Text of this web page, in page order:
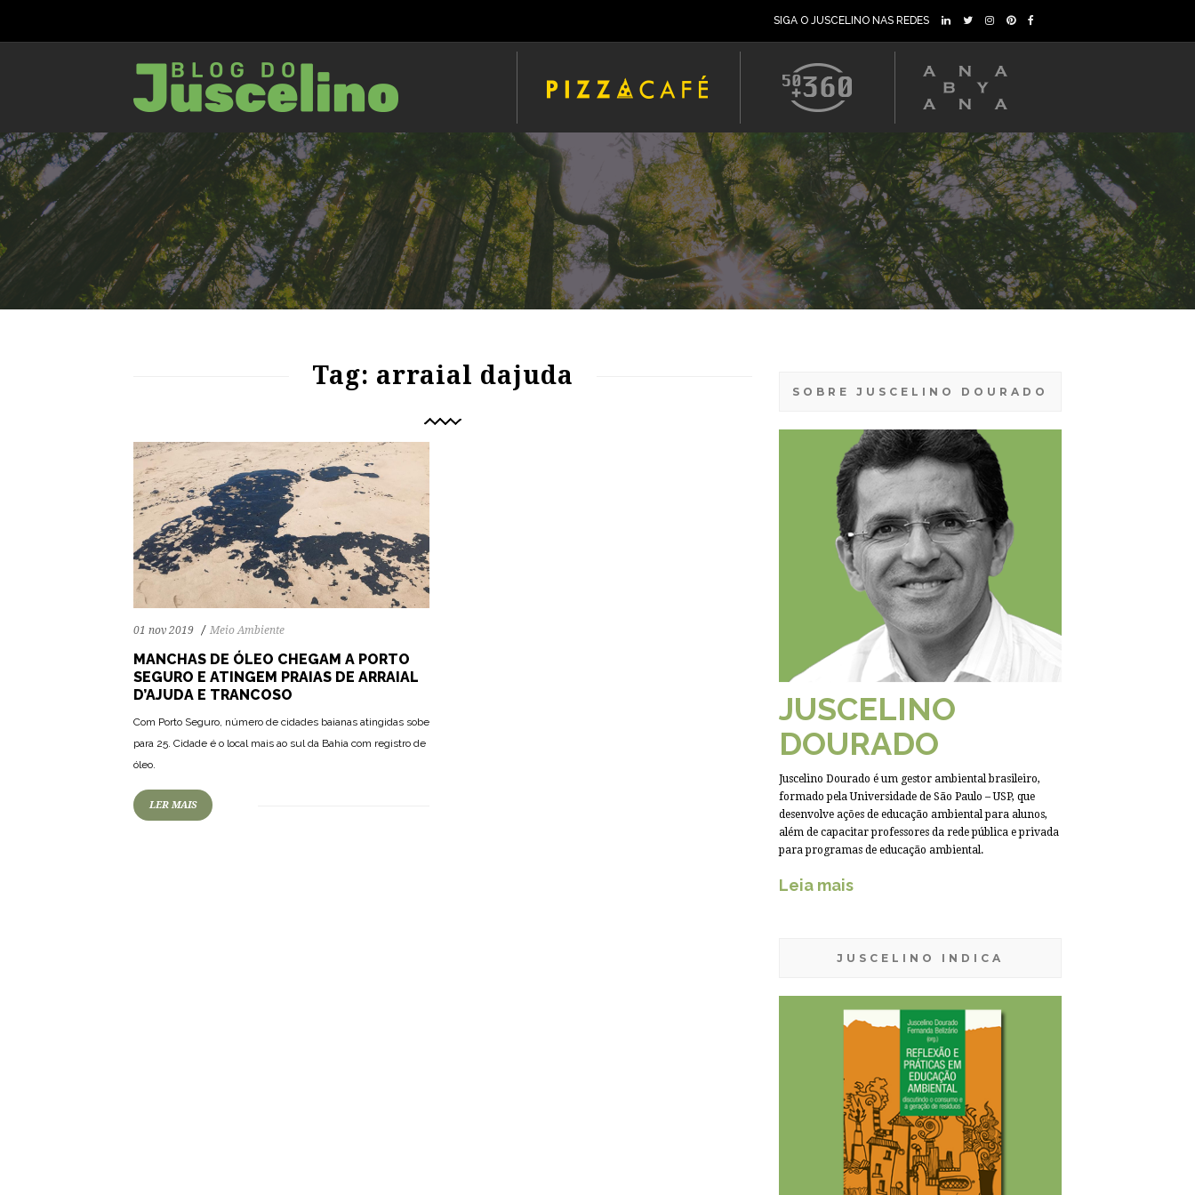
SIGA O JUSCELINO NAS REDES
Tag: arraial dajuda
01 nov 2019 Meio Ambiente
MANCHAS DE ÓLEO CHEGAM A PORTO
SEGURO E ATINGEM PRAIAS DE ARRAIAL
D’AJUDA E TRANCOSO
Com Porto Seguro, número de cidades baianas atingidas sobe
para 25. Cidade é o local mais ao sul da Bahia com registro de
óleo.
LER MAIS
SOBRE JUSCELINO DOURADO
JUSCELINO
DOURADO
Juscelino Dourado é um gestor ambiental brasileiro,
formado pela Universidade de São Paulo – USP, que
desenvolve ações de educação ambiental para alunos,
além de capacitar professores da rede pública e privada
para programas de educação ambiental.
Leia mais
JUSCELINO INDICA